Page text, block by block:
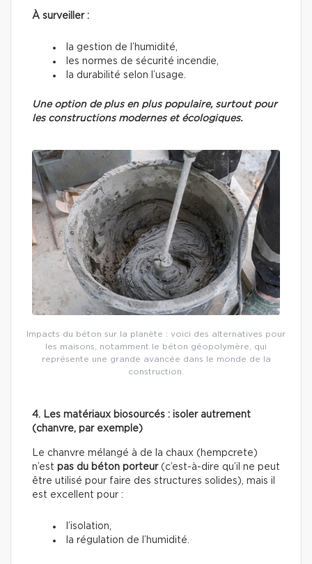
À surveiller :
la gestion de l’humidité,
les normes de sécurité incendie,
la durabilité selon l’usage.
Une option de plus en plus populaire, surtout pour
les constructions modernes et écologiques.
Impacts du béton sur la planète : voici des alternatives pour
les maisons, notamment le béton géopolymère, qui
représente une grande avancée dans le monde de la
construction.
4. Les matériaux biosourcés : isoler autrement
(chanvre, par exemple)
Le chanvre mélangé à de la chaux (hempcrete)
n’est pas du béton porteur (c’est-à-dire qu’il ne peut
être utilisé pour faire des structures solides), mais il
est excellent pour :
l’isolation,
la régulation de l’humidité.